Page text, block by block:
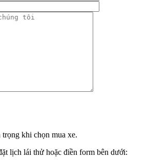
khi chọn mua xe.
lịch lái thử hoặc điền form bên dưới: